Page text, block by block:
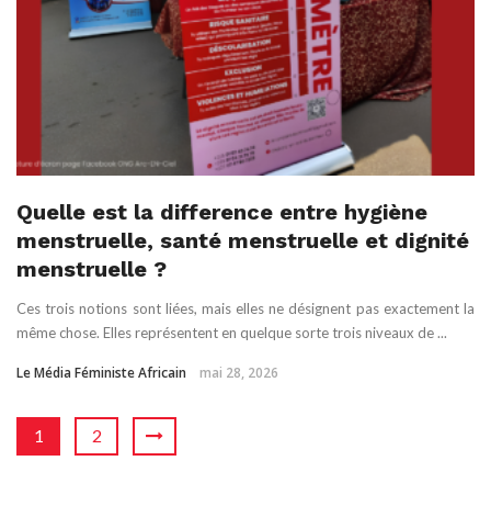
Quelle est la difference entre hygiène
menstruelle, santé menstruelle et dignité
menstruelle ?
Ces trois notions sont liées, mais elles ne désignent pas exactement la
même chose. Elles représentent en quelque sorte trois niveaux de ...
Le Média Féministe Africain mai 28, 2026
1 2